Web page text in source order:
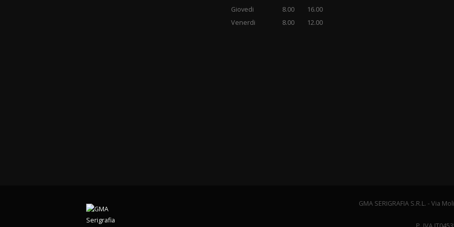
Giovedi
8.00
16.00
Venerdi
8.00 12.00
GMA SERIGRAFIA S.R.L. - Via